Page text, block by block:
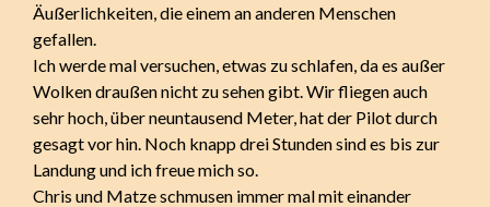
Äußerlichkeiten, die einem an anderen Menschen
gefallen.
Ich werde mal versuchen, etwas zu schlafen, da es außer
Wolken draußen nicht zu sehen gibt. Wir fliegen auch
sehr hoch, über neuntausend Meter, hat der Pilot durch
gesagt vor hin. Noch knapp drei Stunden sind es bis zur
Landung und ich freue mich so.
Chris und Matze schmusen immer mal mit einander